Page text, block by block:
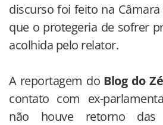
discurso foi feito na
que o protegeria de sofrer
acolhida pelo relator.
A reportagem do Blog do
contato com ex-
não houve retorno